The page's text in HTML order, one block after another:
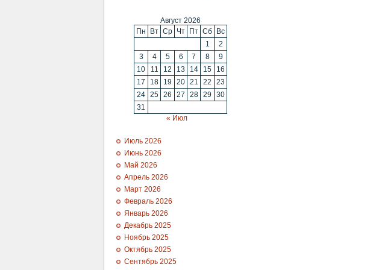
Август 2026
Пн
Вт Ср Чт Пт Сб
Вс
1
2
3
4 5 6 7 8
9
10
11 12 13 14 15
16
17
18 19 20 21 22
23
24 25 26 27 28 29
30
31
« Июл
Июль 2026
Июнь 2026
Май 2026
Апрель 2026
Март 2026
Февраль 2026
Январь 2026
Декабрь 2025
Ноябрь 2025
Октябрь 2025
Сентябрь 2025